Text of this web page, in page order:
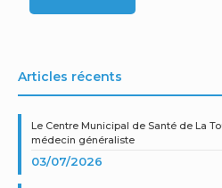
Articles récents
Le Centre Municipal de Santé de La
médecin généraliste
03/07/2026